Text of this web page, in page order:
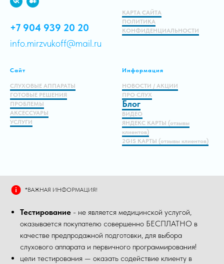
+7 904 939 20 20
info.mirzvukoff@mail.ru
КАРТА САЙТА
ПОЛИТИКА
КОНФИДЕНЦИАЛЬНОСТИ
Сайт
СЛУХОВЫЕ АППАРАТЫ
ГОТОВЫЕ РЕШЕНИЯ
ПРОБЛЕМЫ
АКСЕССУАРЫ
УСЛУГИ
Информация
НОВОСТИ / АКЦИИ
ПРО СЛУХ
Блог
ВИДЕО
ЯНДЕКС КАРТЫ (отзывы
клиентов)
2GIS КАРТЫ (отзывы клиентов)
*ВАЖНАЯ ИНФОРМАЦИЯ!
Тестирование - не является медицинской услугой,
оказывается покупателю совершенно БЕСПЛАТНО в
качестве предпродажной подготовки, для выбора
слухового аппарата и первичного программирования!
цели тестирования — оказать содействие клиенту в